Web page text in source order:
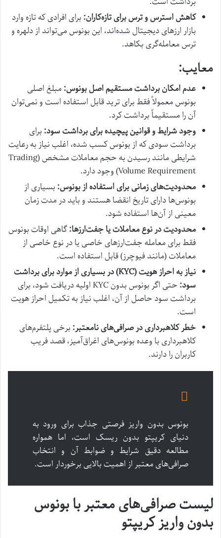
کاهش استرس و ترس برای تازه‌کاران: برای افرادی که تازه وارد
بازار ارزهای دیجیتال شده‌اند، این بونوس می‌تواند از دلهره و
ترس معامله‌گری بکاهد.
معایب:
عدم امکان برداشت مستقیم اصل بونوس:مبلغ اصلی
بونوس معمولاً فقط برای ترید قابل استفاده است و نمی‌توان
آن را مستقیماً برداشت کرد.
وجود شرایط و قوانین پیچیده برای برداشت سود: برای
برداشت سودی که از بونوس کسب شده، اغلب نیاز به رعایت
شرایطی مانند رسیدن به حجم معاملات مشخص (Trading
Volume Requirement) وجود دارد.
محدودیت‌های زمانی برای استفاده از بونوس: بسیاری از
بونوس‌ها دارای تاریخ انقضا هستند و باید در مدت زمان
معینی از آن‌ها استفاده شود.
محدودیت در نوع معاملات یا جفت‌ارزها:گاهی اوقات بونوس
فقط برای معامله جفت‌ارزهای خاصی یا در نوع خاصی از
معاملات (مانند فیوچرز) قابل استفاده است.
نیاز به احراز هویت (KYC) در بسیاری از موارد برای برداشت
سود:
حتی اگر بونوس بدون KYC اولیه دریافت شود، برای
برداشت سود حاصل از آن، اغلب نیاز به تکمیل احراز هویت
است.
خطر کلاهبرداری در صرافی‌های نامعتبر: برخی پلتفرم‌های
کلاهبرداری با وعده بونوس‌های اغراق‌آمیز، قصد فریب
کاربران را دارند.
بونوس بدون واریز فرصتی جذاب برای ورود به
دنیای کریپتو بدون ریسک است، اما همواره
مطالعه دقیق شرایط و ضوابط آن و انتخاب
صرافی‌های معتبر از اهمیت بالایی برخوردار است.
لیست صرافی‌های معتبر با بونوس
بدون واریز کریپتو